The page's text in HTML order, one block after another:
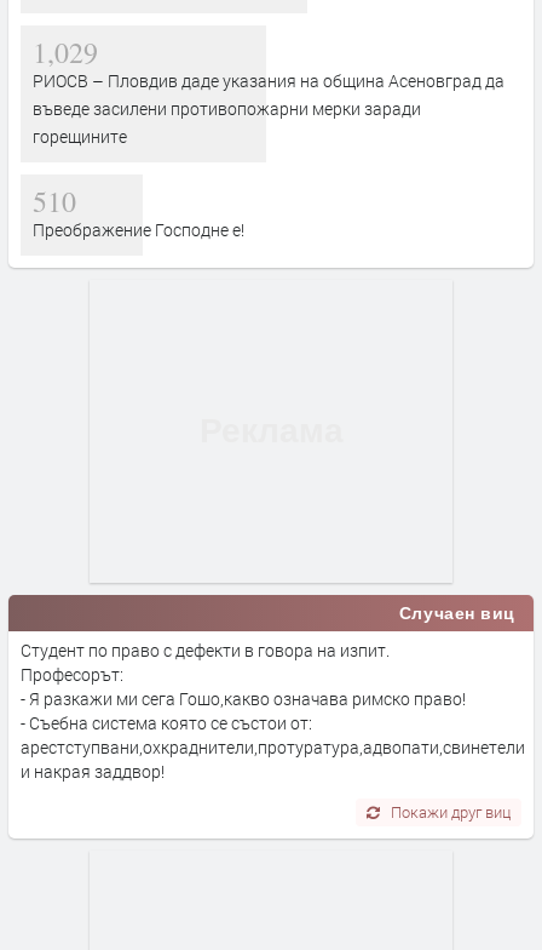
1,029
РИОСВ – Пловдив даде указания на община Асеновград да
въведе засилени противопожарни мерки заради
горещините
510
Преображение Господне е!
Случаен виц
Студент по право с дефекти в говора на изпит.
Професорът:
- Я разкажи ми сега Гошо,какво означава римско право!
- Съебна система която се състои от:
арестступвани,охкраднители,протуратура,адвопати,свинетели
и накрая заддвор!
Покажи друг виц